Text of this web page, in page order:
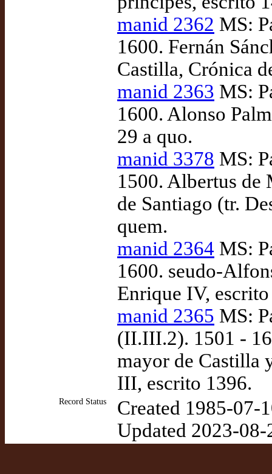
manid 2362 MS:
1600. Fernán
Castilla, Crónica
manid 2363 MS:
1600. Alonso
29 a quo.
manid 3378 MS:
1500. Albertus de
de Santiago (tr.
quem.
manid 2364 MS:
1600. seudo-
Enrique IV,
manid 2365 MS:
(II.III.2). 1501 -
mayor de Castilla
III, escrito 1396.
Record Status
Created 1985-07-
Updated 2023-08-